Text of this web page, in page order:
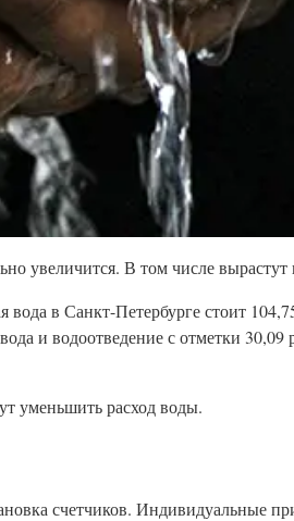
увеличится. В том числе
в Санкт-Петербурге стоит
и водоотведение с отметки 30,09
уменьшить расход воды.
счетчиков. Индивидуальные